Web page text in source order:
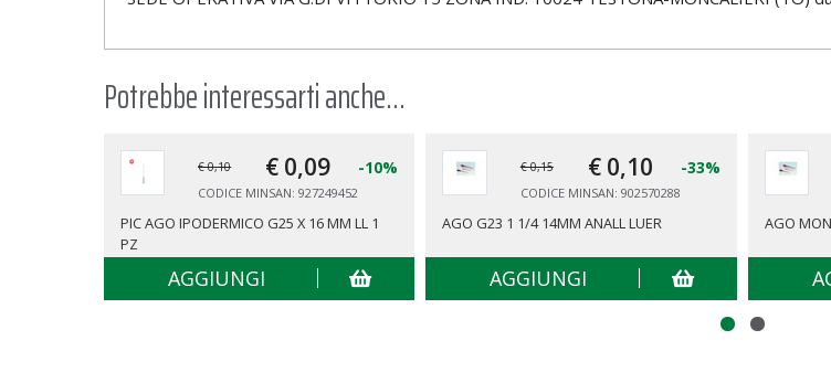
Potrebbe interessarti anche...
€ 0,10 € 0,09 -10%
CODICE MINSAN: 927249452
PIC AGO IPODERMICO G25 X 16 MM LL 1
PZ
AGGIUNGI
€ 0,15 € 0,10 -33%
CODICE MINSAN: 902570288
AGO G23 1 1/4 14MM ANALL LUER
AGGIUNGI
AGO